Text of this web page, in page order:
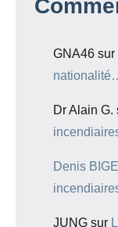
GNA46 sur
Dr Alain G.
Denis
JUNG sur